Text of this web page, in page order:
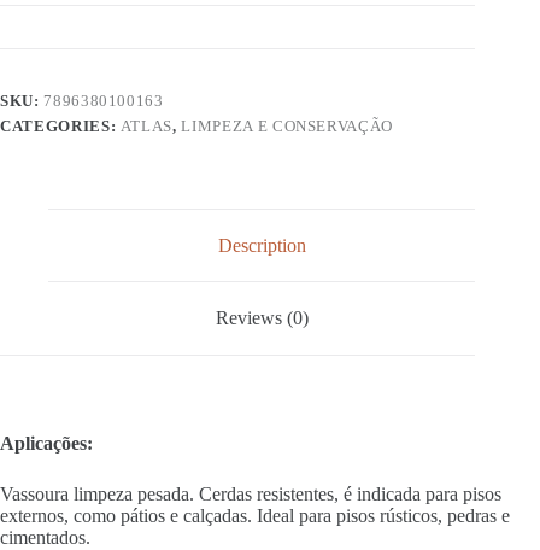
SKU: 7896380100163
CATEGORIES: ATLAS,LIMPEZA E CONSERVAÇÃO
Description
Reviews (0)
Aplicações:
Vassoura limpeza pesada. Cerdas resistentes, é indicada para pisos
externos, como pátios e calçadas. Ideal para pisos rústicos, pedras e
cimentados.